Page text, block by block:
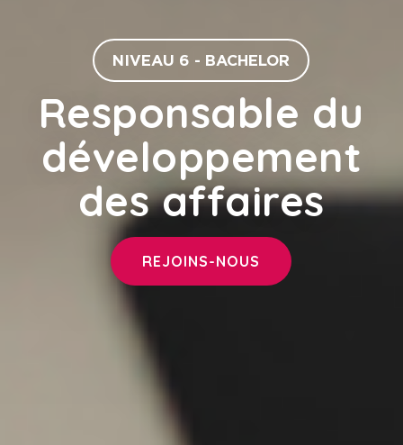
NIVEAU 6 - BACHELOR
Responsable du
développement
des affaires
REJOINS-NOUS